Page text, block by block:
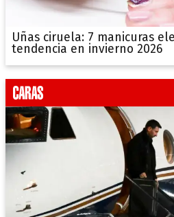
Uñas ciruela: 7 manicuras
tendencia en invierno 2026